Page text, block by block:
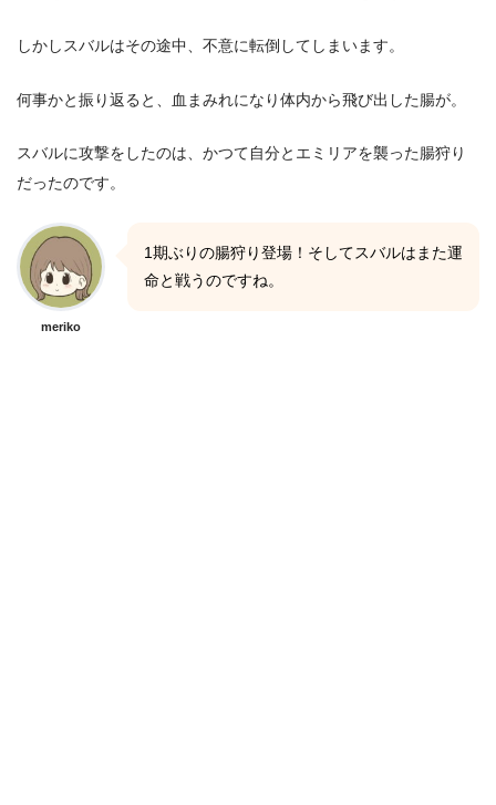
しかしスバルはその途中、不意に転倒してしまいます。
何事かと振り返ると、血まみれになり体内から飛び出した腸が。
スバルに攻撃をしたのは、かつて自分とエミリアを襲った腸狩り
だったのです。
meriko
1期ぶりの腸狩り登場！そしてスバルはまた運
命と戦うのですね。